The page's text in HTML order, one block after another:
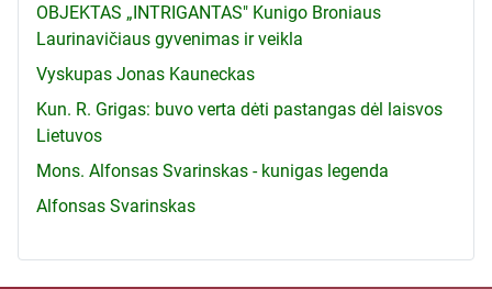
OBJEKTAS „INTRIGANTAS" Kunigo Broniaus
Laurinavičiaus gyvenimas ir veikla
Vyskupas Jonas Kauneckas
Kun. R. Grigas: buvo verta dėti pastangas dėl laisvos
Lietuvos
Mons. Alfonsas Svarinskas - kunigas legenda
Alfonsas Svarinskas